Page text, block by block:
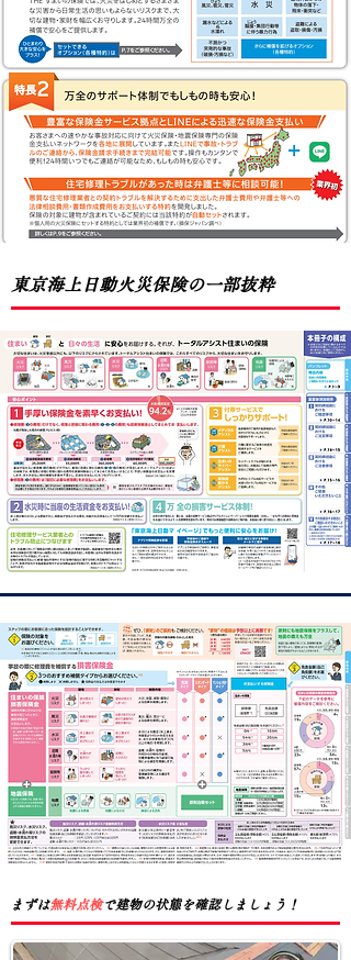
​東京海上日動火災保険の一部抜粋
​まずは無料点検で建物の状態を確認しましょう！